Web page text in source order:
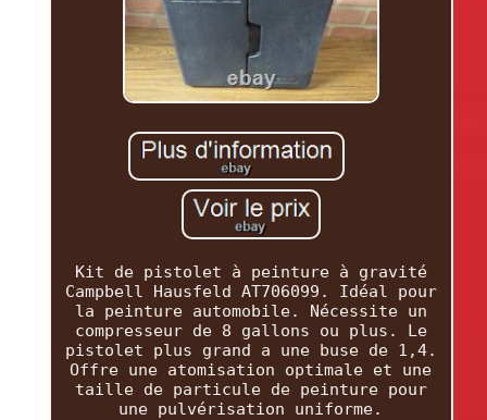
Kit de pistolet à peinture à gravité
Campbell Hausfeld AT706099. Idéal pour
la peinture automobile. Nécessite un
compresseur de 8 gallons ou plus. Le
pistolet plus grand a une buse de 1,4.
Offre une atomisation optimale et une
taille de particule de peinture pour
une pulvérisation uniforme.